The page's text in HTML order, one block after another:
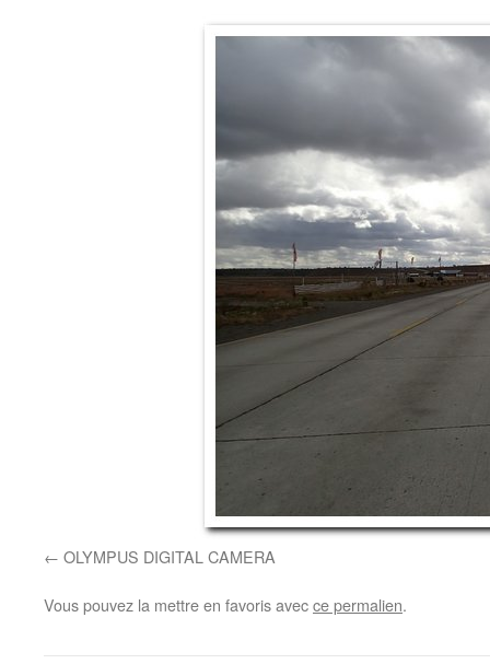
OLYMPUS DIGITAL CAMERA
Vous pouvez la mettre en favoris avecce permalien.